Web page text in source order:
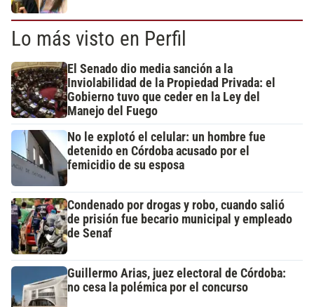
Lo más visto en Perfil
El Senado dio media sanción a la
Inviolabilidad de la Propiedad Privada: el
Gobierno tuvo que ceder en la Ley del
Manejo del Fuego
No le explotó el celular: un hombre fue
detenido en Córdoba acusado por el
femicidio de su esposa
Condenado por drogas y robo, cuando salió
de prisión fue becario municipal y empleado
de Senaf
Guillermo Arias, juez electoral de Córdoba:
no cesa la polémica por el concurso